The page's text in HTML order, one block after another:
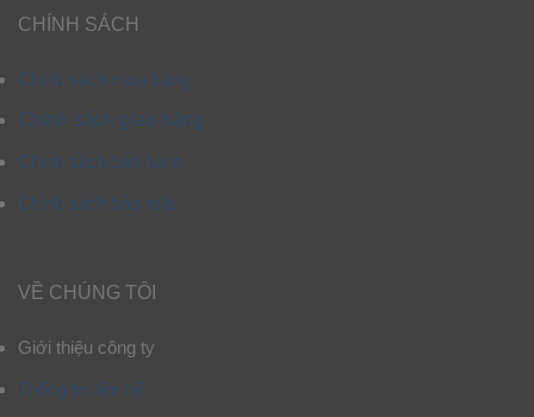
CHÍNH SÁCH
Chính sách mua hàng
Chính sách giao hàng
Chính sách bảo hành
Chính sách bảo mật
VỀ CHÚNG TÔI
Giới thiệu công ty
Thông tin liên hệ